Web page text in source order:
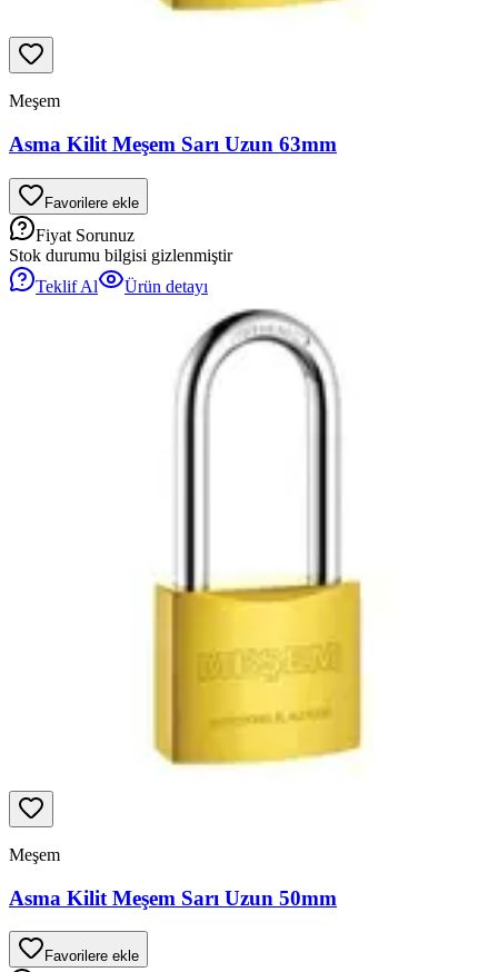
Meşem
Asma Kilit Meşem Sarı Uzun 63mm
Favorilere ekle
Fiyat Sorunuz
Stok durumu bilgisi gizlenmiştir
Teklif Al
Ürün detayı
Meşem
Asma Kilit Meşem Sarı Uzun 50mm
Favorilere ekle